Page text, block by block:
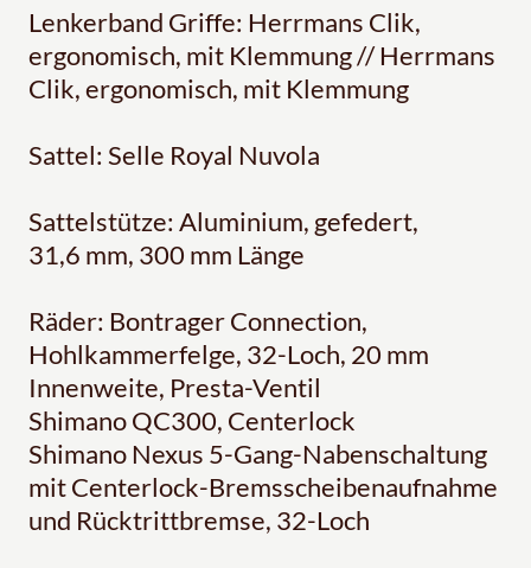
Lenkerband Griffe: Herrmans Clik,
ergonomisch, mit Klemmung // Herrmans
Clik, ergonomisch, mit Klemmung
Sattel: Selle Royal Nuvola
Sattelstütze: Aluminium, gefedert,
31,6 mm, 300 mm Länge
Räder: Bontrager Connection,
Hohlkammerfelge, 32-Loch, 20 mm
Innenweite, Presta-Ventil
Shimano QC300, Centerlock
Shimano Nexus 5-Gang-Nabenschaltung
mit Centerlock-Bremsscheibenaufnahme
und Rücktrittbremse, 32-Loch